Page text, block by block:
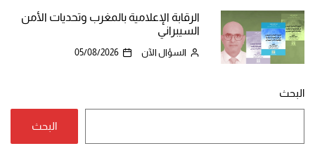
الرقابة الإعلامية بالمغرب وتحديات الأمن
السيبراني
السؤال الآن 05/08/2026
البحث
البحث